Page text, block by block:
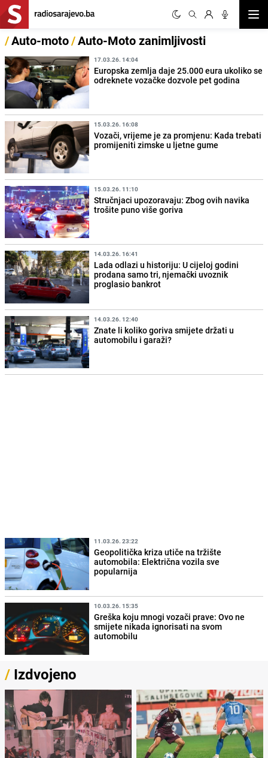
/Auto-moto/Auto-Moto zanimljivosti
17.03.26. 14:04
Europska zemlja daje 25.000 eura ukoliko se
odreknete vozačke dozvole pet godina
15.03.26. 16:08
Vozači, vrijeme je za promjenu: Kada trebati
promijeniti zimske u ljetne gume
15.03.26. 11:10
Stručnjaci upozoravaju: Zbog ovih navika
trošite puno više goriva
14.03.26. 16:41
Lada odlazi u historiju: U cijeloj godini
prodana samo tri, njemački uvoznik
proglasio bankrot
14.03.26. 12:40
Znate li koliko goriva smijete držati u
automobilu i garaži?
11.03.26. 23:22
Geopolitička kriza utiče na tržište
automobila: Električna vozila sve
popularnija
10.03.26. 15:35
Greška koju mnogi vozači prave: Ovo ne
smijete nikada ignorisati na svom
automobilu
/ Izdvojeno